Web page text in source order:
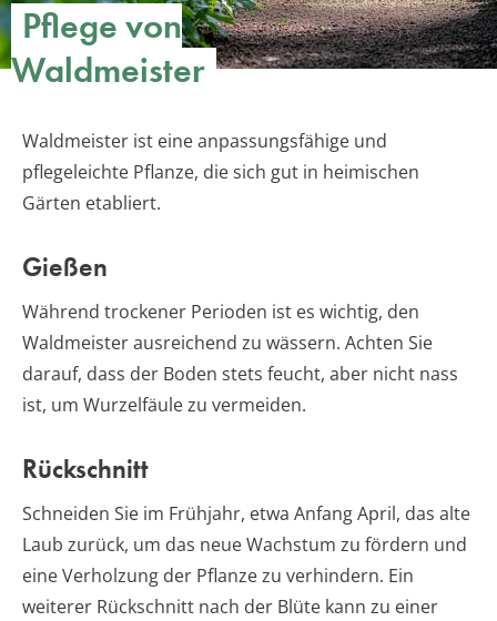
Pflege von
Waldmeister
Waldmeister ist eine anpassungsfähige und
pflegeleichte Pflanze, die sich gut in heimischen
Gärten etabliert.
Gießen
Während trockener Perioden ist es wichtig, den
Waldmeister ausreichend zu wässern. Achten Sie
darauf, dass der Boden stets feucht, aber nicht nass
ist, um Wurzelfäule zu vermeiden.
Rückschnitt
Schneiden Sie im Frühjahr, etwa Anfang April, das alte
Laub zurück, um das neue Wachstum zu fördern und
eine Verholzung der Pflanze zu verhindern. Ein
weiterer Rückschnitt nach der Blüte kann zu einer